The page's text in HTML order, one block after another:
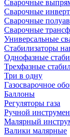
Сварочные
Сварочные
Сварочные
Сварочные
Универсальные
Стабилизаторы
Однофазные
Трехфазные
Три в одну
Газосварочное
Баллоны
Регуляторы газа
Ручной
Малярный
Валики малярные